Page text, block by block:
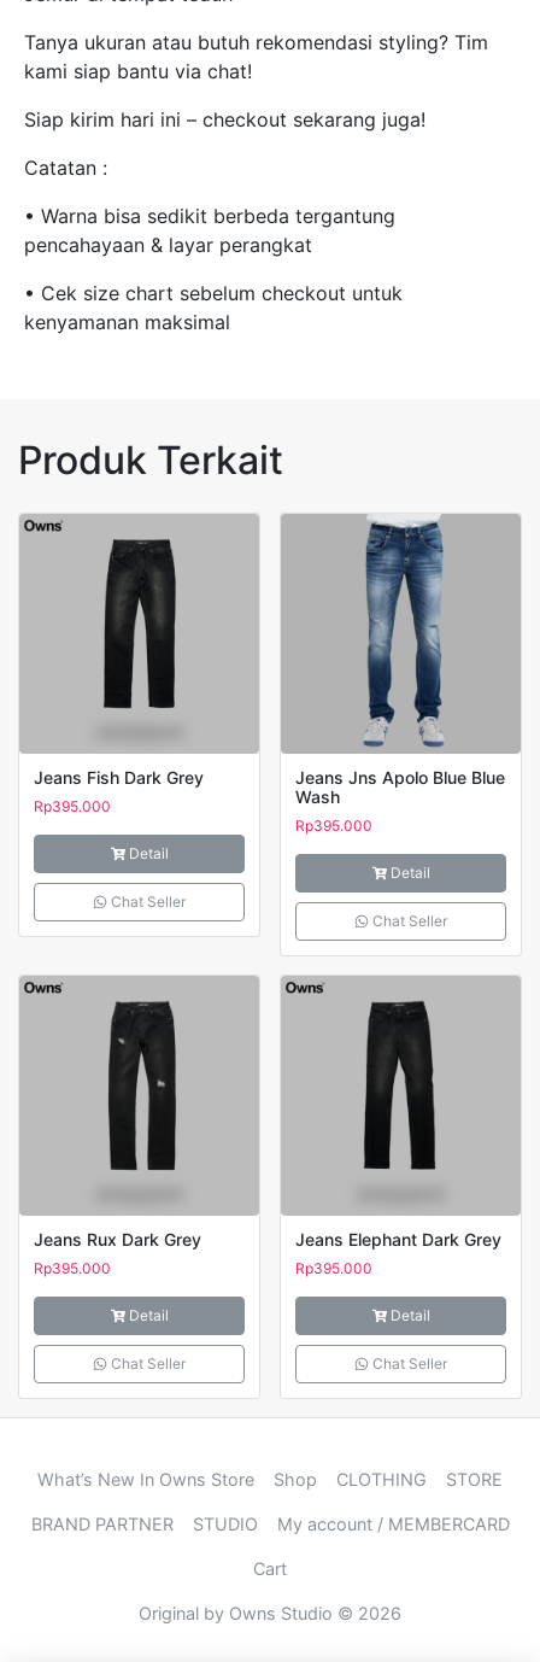
Tanya ukuran atau butuh rekomendasi styling? Tim
kami siap bantu via chat!
Siap kirim hari ini – checkout sekarang juga!
Catatan :
• Warna bisa sedikit berbeda tergantung
pencahayaan & layar perangkat
• Cek size chart sebelum checkout untuk
kenyamanan maksimal
Produk Terkait
Jeans Fish Dark Grey
Rp395.000
Detail
Chat Seller
Jeans Jns Apolo Blue Blue
Wash
Rp395.000
Detail
Chat Seller
Jeans Rux Dark Grey
Rp395.000
Detail
Chat Seller
Jeans Elephant Dark Grey
Rp395.000
Detail
Chat Seller
What’s New In Owns Store Shop CLOTHING STORE
BRAND PARTNER STUDIO My account / MEMBERCARD
Cart
Original by Owns Studio © 2026